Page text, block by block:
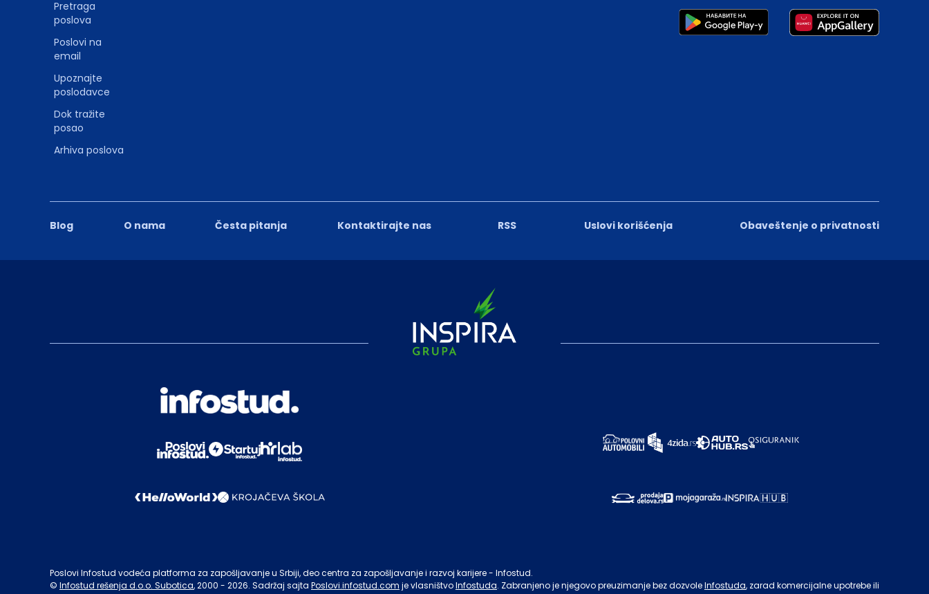
Blog O nama Česta pitanja Kontaktirajte nas RSS Uslovi korišćenja Obaveštenje o privatnosti
Pretraga
poslova
Poslovi na
email
Upoznajte
poslodavce
Dok tražite
posao
Arhiva poslova
Poslovi Infostud vodeća platforma za zapošljavanje u Srbiji, deo centra za zapošljavanje i razvoj karijere - Infostud.
© Infostud rešenja d.o.o. Subotica, 2000 - 2026. Sadržaj sajta Poslovi.infostud.com je vlasništvoInfostuda. Zabranjeno je njegovo preuzimanje bez dozvoleInfostuda, zarad komercijalne upotrebe ili